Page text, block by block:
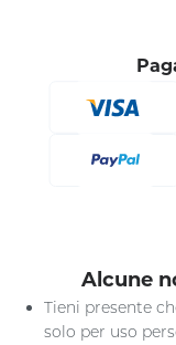
Alcune
Tieni presente
solo per uso